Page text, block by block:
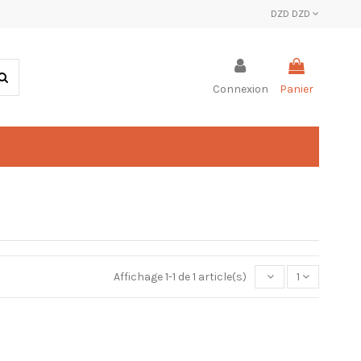
DZD DZD
Connexion Panier
Affichage 1-1 de 1 article(s) 1